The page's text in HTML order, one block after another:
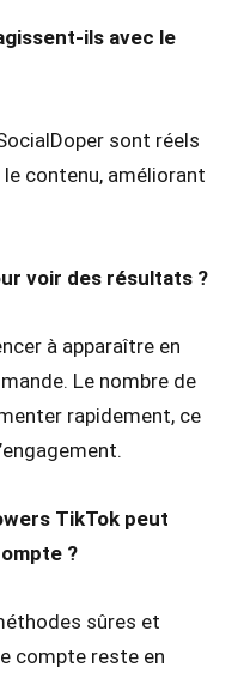
ils avec le
sont réels
contenu, améliorant
voir des résultats ?
à apparaître en
Le nombre de
rapidement, ce
TikTok peut
?
sûres et
compte reste en